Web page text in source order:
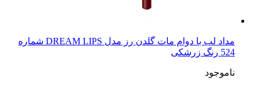
مداد لب با دوام مات گلدن رز مدل DREAM LIPS شماره
524 رنگ زرشکی
ناموجود